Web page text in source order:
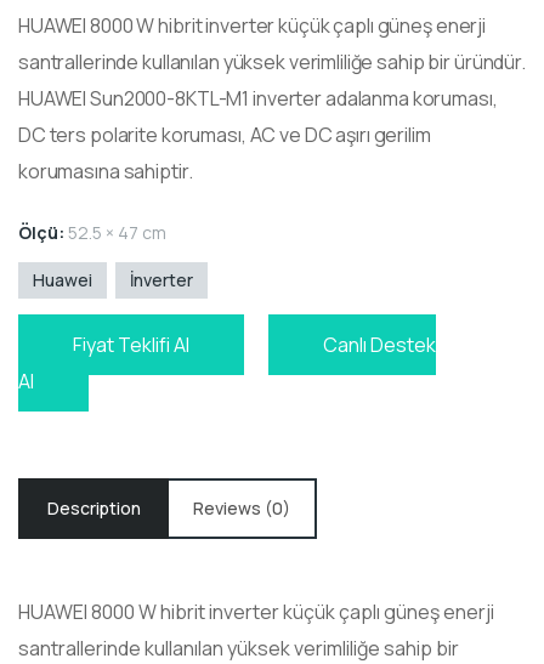
out
HUAWEI 8000 W hibrit inverter küçük çaplı güneş enerji
santrallerinde kullanılan yüksek verimliliğe sahip bir üründür.
HUAWEI Sun2000-8KTL-M1 inverter adalanma koruması,
DC ters polarite koruması, AC ve DC aşırı gerilim
korumasına sahiptir.
Ölçü: 52.5 × 47 cm
Huawei İnverter
Fiyat Teklifi Al
Canlı Destek
Al
Description Reviews (0)
HUAWEI 8000 W hibrit inverter küçük çaplı güneş enerji
santrallerinde kullanılan yüksek verimliliğe sahip bir